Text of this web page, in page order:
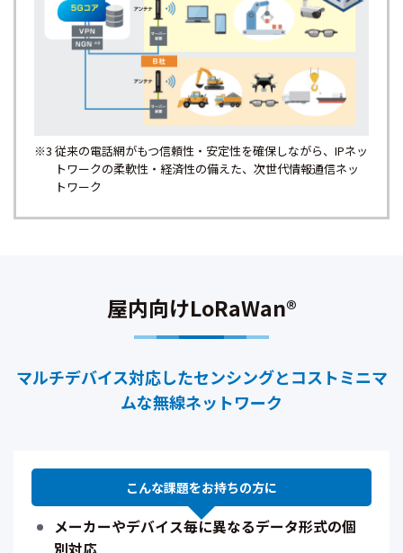
※3 従来の電話網がもつ信頼性・安定性を確保しながら、IPネッ
トワークの柔軟性・経済性の備えた、次世代情報通信ネッ
トワーク
屋内向けLoRaWan®
マルチデバイス対応したセンシングとコストミニマ
ムな無線ネットワーク
こんな課題をお持ちの方に
メーカーやデバイス毎に異なるデータ形式の個